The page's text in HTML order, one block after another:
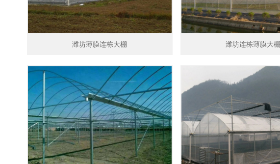
潍坊薄膜连栋大棚 潍坊连栋薄膜大棚